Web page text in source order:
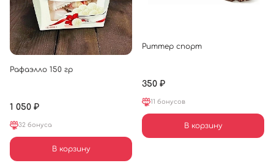
Рафаэлло 150 гр
1 050 ₽
32 бонуса
В корзину
Риттер спорт
350 ₽
11 бонусов
В корзину